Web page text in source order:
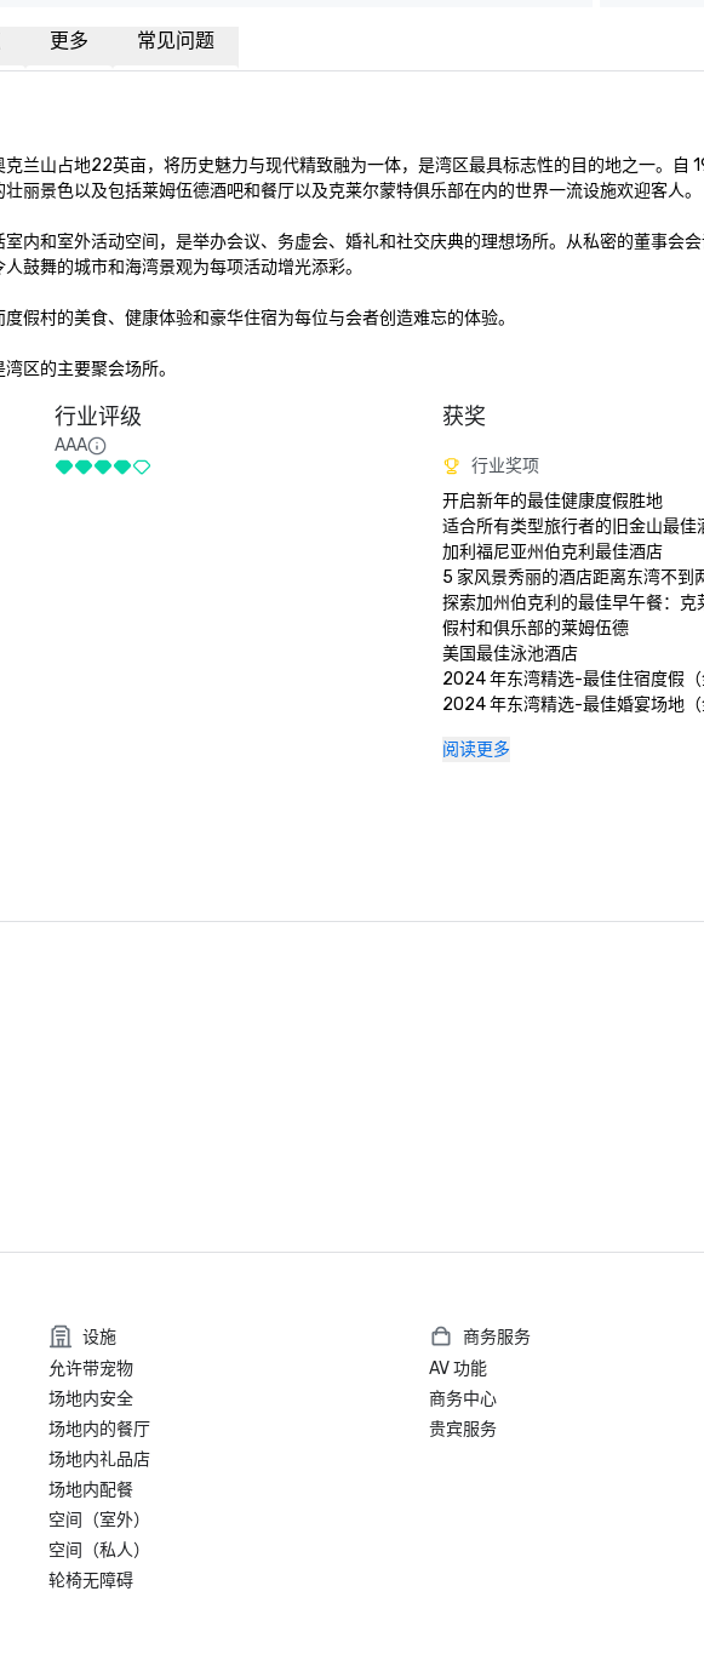
更多 常见问题
兰山占地22英亩，将历史魅力与现代精致融为一体，是湾区最具标志性的目的地之一。自
丽景色以及包括莱姆伍德酒吧和餐厅以及克莱尔蒙特俱乐部在内的世界一流设施欢迎客人。
内和室外活动空间，是举办会议、务虚会、婚礼和社交庆典的理想场所。从私密的董事会
鼓舞的城市和海湾景观为每项活动增光添彩。
假村的美食、健康体验和豪华住宿为每位与会者创造难忘的体验。
区的主要聚会场所。
行业评级
AAA
获奖
行业奖项
开启新年的最佳健康度假胜地
适合所有类型旅行者的旧金山最佳
加利福尼亚州伯克利最佳酒店
5 家风景秀丽的酒店距离东湾不到
探索加州伯克利的最佳早午餐：克
假村和俱乐部的莱姆伍德
美国最佳泳池酒店
2024 年东湾精选-最佳住宿度假（
2024 年东湾精选-最佳婚宴场地（
奖）
阅读更多
设施
允许带宠物
场地内安全
场地内的餐厅
场地内礼品店
场地内配餐
空间（室外）
空间（私人）
轮椅无障碍
商务服务
AV 功能
商务中心
贵宾服务